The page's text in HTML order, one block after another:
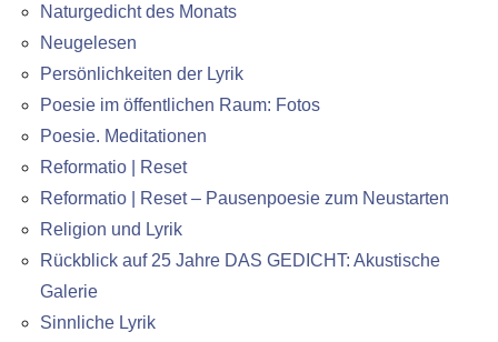
Naturgedicht des Monats
Neugelesen
Persönlichkeiten der Lyrik
Poesie im öffentlichen Raum: Fotos
Poesie. Meditationen
Reformatio | Reset
Reformatio | Reset – Pausenpoesie zum Neustarten
Religion und Lyrik
Rückblick auf 25 Jahre DAS GEDICHT: Akustische
Galerie
Sinnliche Lyrik